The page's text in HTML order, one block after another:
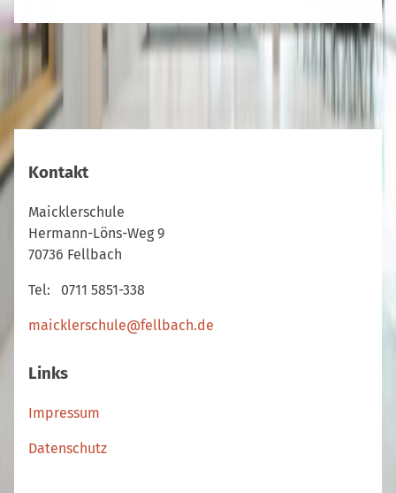
Kontakt
Maicklerschule
Hermann-Löns-Weg 9
70736 Fellbach
Tel: 0711 5851-338
maicklerschule@fellbach.de
Links
Impressum
Datenschutz